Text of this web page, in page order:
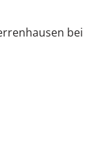
bei